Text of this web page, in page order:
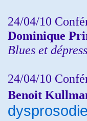
24/04/10
Dominique
Blues et
24/04/10
Benoit